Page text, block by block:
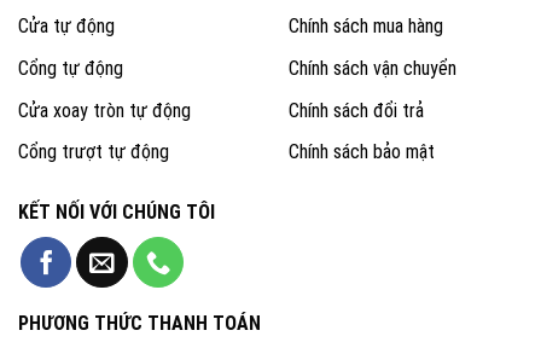
Cửa tự động
Cổng tự động
Cửa xoay tròn tự động
Cổng trượt tự động
Chính sách mua hàng
Chính sách vận chuyển
Chính sách đổi trả
Chính sách bảo mật
KẾT NỐI VỚI CHÚNG TÔI
PHƯƠNG THỨC THANH TOÁN